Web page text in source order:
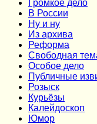
Громкое дело
В России
Ну и ну
Из архива
Реформа
Cвободная
Особое дело
Публичные
Розыск
Курьёзы
Калейдоскоп
Юмор